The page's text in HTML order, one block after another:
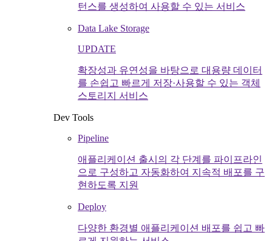
턴스를 생성하여 사용할 수 있는 서비스
Data Lake Storage
UPDATE
확장성과 유연성을 바탕으로 대용량 데이터
를 손쉽고 빠르게 저장·사용할 수 있는 객체
스토리지 서비스
Dev Tools
Pipeline
애플리케이션 출시의 각 단계를 파이프라인
으로 구성하고 자동화하여 지속적 배포를 구
현하도록 지원
Deploy
다양한 환경별 애플리케이션 배포를 쉽고 빠